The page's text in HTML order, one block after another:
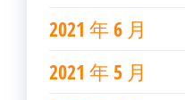
2021 年 6 月
2021 年 5 月